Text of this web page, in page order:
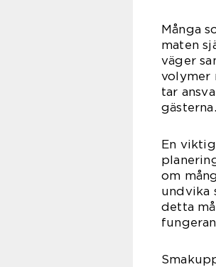
Många
maten
väger
volymer
tar
gästerna.
En
om
undvika
detta